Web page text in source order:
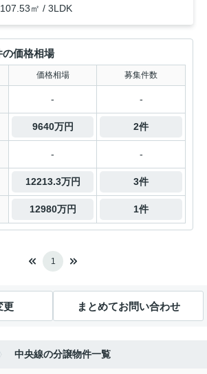
㎡ / 3LDK
価格相場
価格相場 募集件数
- -
9640万円 2件
- -
12213.3万円 3件
12980万円 1件
1
更 まとめてお問い合わせ
中央線の分譲物件一覧